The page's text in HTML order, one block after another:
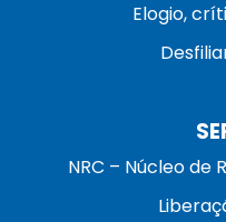
Elogio,
NRC – Núcleo de